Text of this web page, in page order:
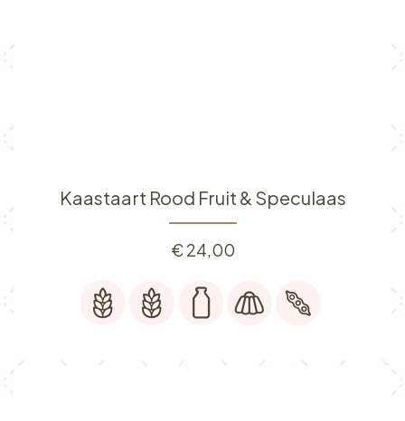
Kaastaart Rood Fruit & Speculaas
€24,00